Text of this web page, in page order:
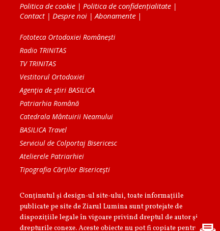
Politica de cookie | Politica de confidențialitate |
Contact| Despre noi | Abonamente |
Fototeca Ortodoxiei Românești
Radio TRINITAS
TV TRINITAS
Vestitorul Ortodoxiei
Agenţia de ştiri BASILICA
Patriarhia Română
Catedrala Mântuirii Neamului
BASILICA Travel
Serviciul de Colportaj Bisericesc
Atelierele Patriarhiei
Tipografia Cărţilor Bisericeşti
Conținutul și design-ul site-ului, toate informaţiile
publicate pe site de Ziarul Lumina sunt protejate de
dispoziţiile legale în vigoare privind dreptul de autor şi
drepturile conexe. Aceste obiecte nu pot fi copiate pentru